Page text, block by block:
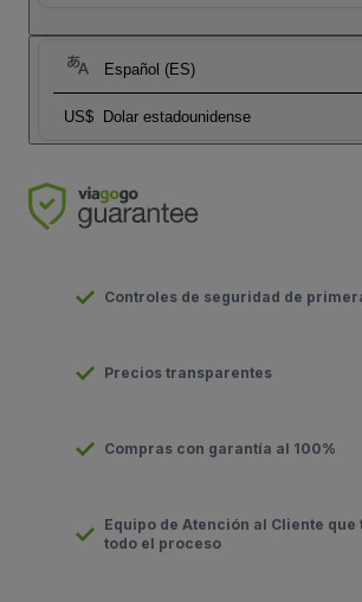
Español (ES)
US$ Dolar estadounidense
Controles de seguridad de
Precios transparentes
Compras con garantía al 100%
Equipo de Atención al Cliente que
todo el proceso